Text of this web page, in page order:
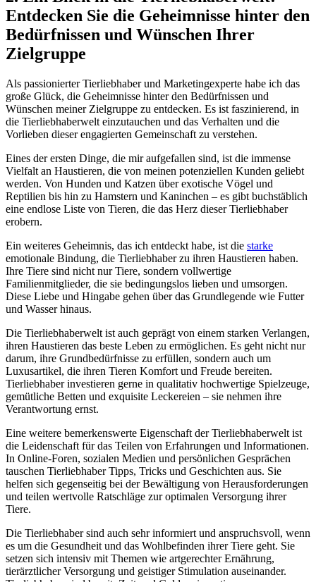
Entdecken⁢ Sie die Geheimnisse hinter den
Bedürfnissen ⁢und Wünschen ​Ihrer
Zielgruppe
Als passionierter Tierliebhaber und Marketingexperte habe ich das
große Glück, die​ Geheimnisse hinter den Bedürfnissen und
‍Wünschen meiner ⁣Zielgruppe⁢ zu entdecken. Es ist faszinierend, in
die ⁢Tierliebhaberwelt einzutauchen und das Verhalten ​und die
Vorlieben dieser ⁤engagierten Gemeinschaft zu⁣ verstehen.
Eines der ersten Dinge, die mir aufgefallen sind, ist die immense
Vielfalt an Haustieren,⁢ die von meinen potenziellen ⁤Kunden geliebt
werden. Von ‌Hunden und Katzen über exotische Vögel und
Reptilien bis hin zu Hamstern und Kaninchen – es gibt buchstäblich
eine endlose Liste von Tieren, die das Herz dieser Tierliebhaber
erobern.
Ein weiteres Geheimnis, das ich entdeckt habe, ist die starke
emotionale Bindung, die ⁣Tierliebhaber zu ⁤ihren Haustieren haben.
Ihre Tiere sind nicht⁢ nur Tiere, sondern⁣ vollwertige
Familienmitglieder, die sie bedingungslos lieben und umsorgen.
Diese Liebe und Hingabe ⁤gehen über das⁢ Grundlegende wie‍ Futter
und Wasser hinaus.
Die⁣ Tierliebhaberwelt ist auch geprägt von einem ‍starken Verlangen,
ihren Haustieren das beste Leben zu ermöglichen. Es geht nicht nur​
darum,⁢ ihre Grundbedürfnisse zu erfüllen, sondern auch um
Luxusartikel, die ihren Tieren Komfort und Freude ‍bereiten.
Tierliebhaber‍ investieren gerne in qualitativ hochwertige Spielzeuge,
gemütliche Betten und exquisite Leckereien –⁤ sie nehmen ihre
Verantwortung ernst.
Eine weitere bemerkenswerte Eigenschaft der Tierliebhaberwelt ‌ist ​
die Leidenschaft⁤ für das Teilen von Erfahrungen und ‍Informationen.
In Online-Foren, sozialen Medien und persönlichen Gesprächen
tauschen Tierliebhaber Tipps, Tricks und ‌Geschichten⁤ aus. ‍Sie
helfen sich gegenseitig bei‌ der Bewältigung von Herausforderungen⁢
und teilen wertvolle Ratschläge zur optimalen Versorgung‌ ihrer
Tiere.
Die Tierliebhaber sind auch sehr informiert und anspruchsvoll, wenn
es um‌ die Gesundheit und‍ das Wohlbefinden ihrer Tiere geht. ​Sie
setzen sich intensiv mit Themen wie artgerechter Ernährung,
tierärztlicher Versorgung und ⁢geistiger Stimulation auseinander.‍